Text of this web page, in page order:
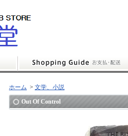
ホーム > 文学、小説
Out Of Control